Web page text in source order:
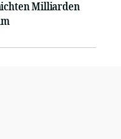
Milliarden